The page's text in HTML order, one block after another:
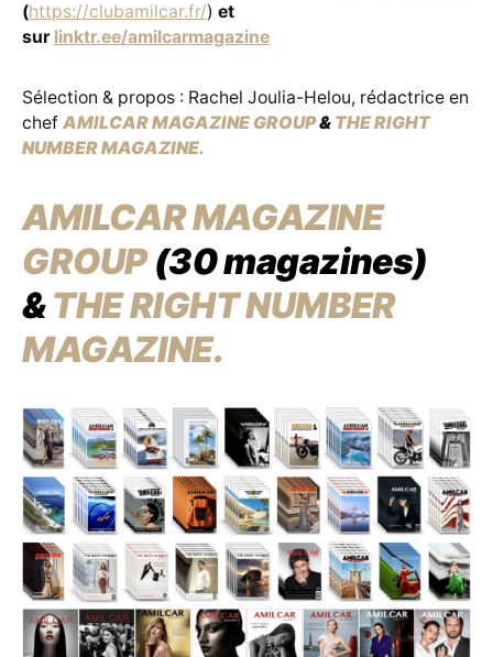
(https://clubamilcar.fr/) et
sur linktr.ee/amilcarmagazine
Sélection & propos : Rachel Joulia-Helou, rédactrice en
chef AMILCAR MAGAZINE GROUP& THE RIGHT
NUMBER MAGAZINE.
AMILCAR MAGAZINE
GROUP (30 magazines)
&THE RIGHT NUMBER
MAGAZINE.